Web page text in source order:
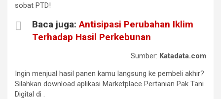
sobat PTD!
Baca juga:Antisipasi Perubahan Iklim
Terhadap Hasil Perkebunan
Sumber: Katadata.com
Ingin menjual hasil panen kamu langsung ke pembeli akhir?
Silahkan download aplikasi Marketplace Pertanian Pak Tani
Digital di .